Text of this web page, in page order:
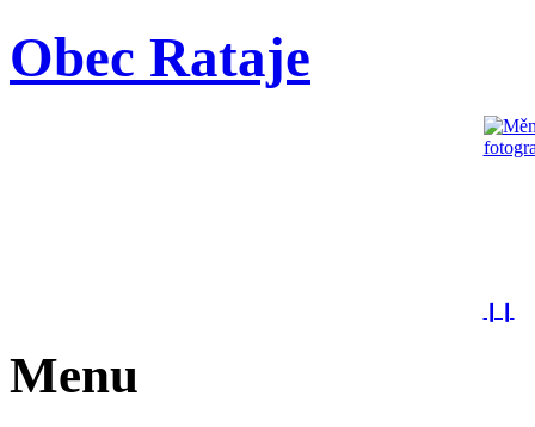
Obec Rataje
Menu